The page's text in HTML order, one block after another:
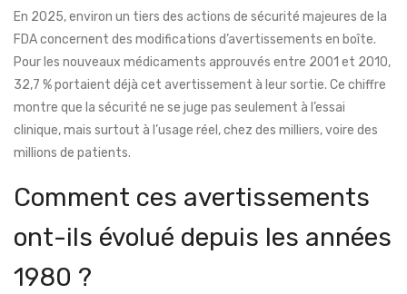
En 2025, environ un tiers des actions de sécurité majeures de la
FDA concernent des modifications d’avertissements en boîte.
Pour les nouveaux médicaments approuvés entre 2001 et 2010,
32,7 % portaient déjà cet avertissement à leur sortie. Ce chiffre
montre que la sécurité ne se juge pas seulement à l’essai
clinique, mais surtout à l’usage réel, chez des milliers, voire des
millions de patients.
Comment ces avertissements
ont-ils évolué depuis les années
1980 ?